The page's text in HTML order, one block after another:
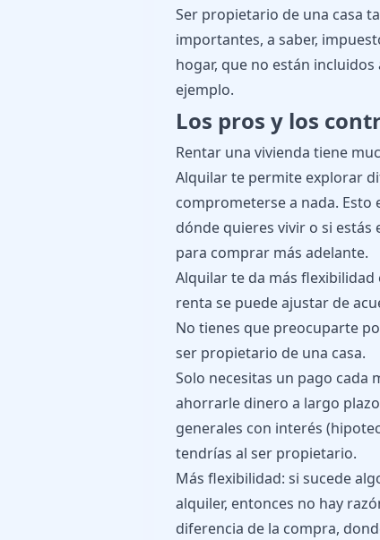
Ser propietario de una casa
importantes, a saber,
hogar, que no están
ejemplo.
Los pros y los
Rentar una vivienda tiene
Alquilar te permite explorar
comprometerse a nada. Esto
dónde quieres vivir o si
para comprar más adelante.
Alquilar te da más
renta se puede ajustar de
No tienes que preocuparte
ser propietario de una casa.
Solo necesitas un pago cada
ahorrarle dinero a largo
generales con interés
tendrías al ser propietario.
Más flexibilidad: si sucede
alquiler, entonces no hay
diferencia de la compra,